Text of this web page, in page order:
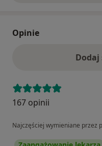
Opinie
167 opinii
Najczęściej wymieniane przez